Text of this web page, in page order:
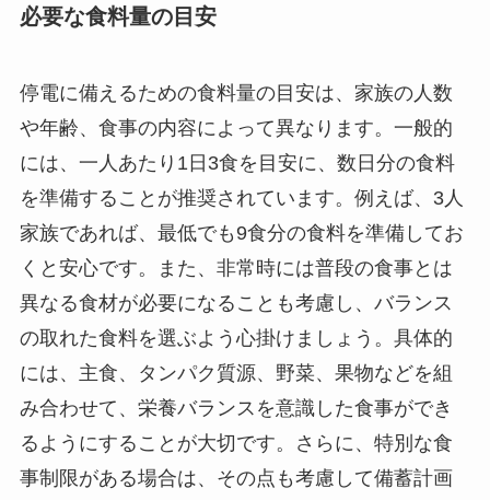
必要な食料量の目安
停電に備えるための食料量の目安は、家族の人数
や年齢、食事の内容によって異なります。一般的
には、一人あたり1日3食を目安に、数日分の食料
を準備することが推奨されています。例えば、3人
家族であれば、最低でも9食分の食料を準備してお
くと安心です。また、非常時には普段の食事とは
異なる食材が必要になることも考慮し、バランス
の取れた食料を選ぶよう心掛けましょう。具体的
には、主食、タンパク質源、野菜、果物などを組
み合わせて、栄養バランスを意識した食事ができ
るようにすることが大切です。さらに、特別な食
事制限がある場合は、その点も考慮して備蓄計画